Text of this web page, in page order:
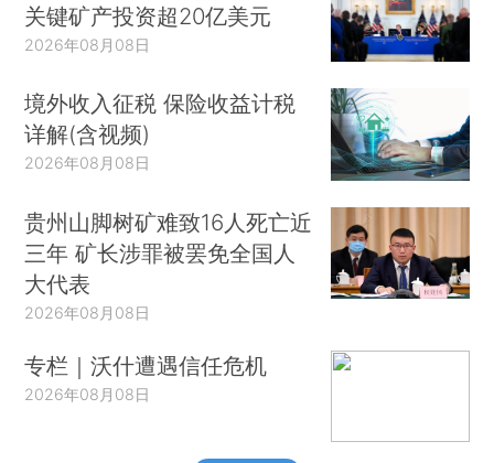
关键矿产投资超20亿美元
2026年08月08日
境外收入征税 保险收益计税
详解(含视频)
2026年08月08日
贵州山脚树矿难致16人死亡近
三年 矿长涉罪被罢免全国人
大代表
2026年08月08日
专栏｜沃什遭遇信任危机
2026年08月08日